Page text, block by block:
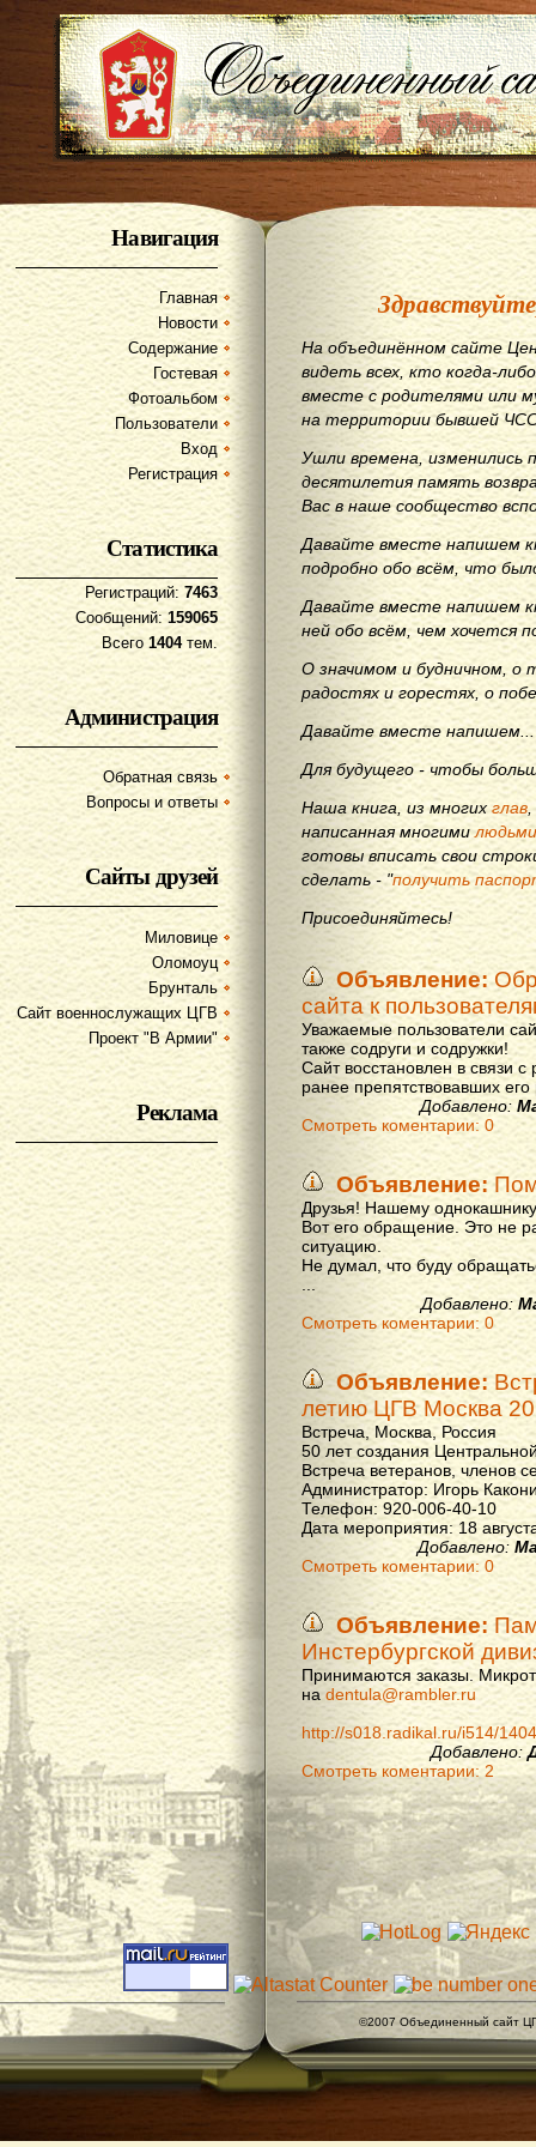
Навигация
Главная
Новости
Содержание
Гостевая
Фотоальбом
Пользователи
Вход
Регистрация
Статистика
Регистраций: 7463
Сообщений:159065
Всего 1404тем.
Администрация
Обратная связь
Вопросы и ответы
Сайты друзей
Миловице
Оломоуц
Брунталь
Сайт военнослужащих ЦГВ
Проект "В Армии"
Реклама
На объединённом сайте
видеть всех, кто когда-
вместе с родителями или
на территории бывшей
Ушли времена, изменились
десятилетия память
Вас в наше сообщество
Давайте вместе напишем
подробно обо всём, что
Давайте вместе напишем
ней обо всём, чем хочется
О значимом и будничном, о
радостях и горестях, о
Давайте вместе напишем...
Для будущего - чтобы
Наша книга, из многихглав
написанная многимилюдьми
готовы вписать свои
сделать - "получить
Присоединяйтесь!
Объявление:
сайта к
Уважаемые пользователи
также содруги и содружки!
Сайт восстановлен в связи
ранее препятствовавших
Добавлено:
Смотреть коментарии: 0
Объявление:
Друзья! Нашему
Вот его обращение. Это не
ситуацию.
Не думал, что буду
Добавлено:
Смотреть коментарии: 0
Объявление:
летию ЦГВ Москва
Встреча, Москва, Россия
50 лет создания
Встреча ветеранов, членов
Администратор: Игорь
Телефон: 920-006-40-10
Дата мероприятия: 18
Добавлено:
Смотреть коментарии: 0
Объявление:
Инстербургской
Принимаются заказы.
на dentula@rambler.ru
http://s018.radikal.ru/i514/
Добавлено:
Смотреть коментарии: 2
©2007 Объединенный сайт